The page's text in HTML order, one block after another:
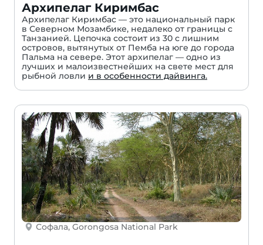
Архипелаг Киримбас
Архипелаг Киримбас — это национальный парк
в Северном Мозамбике, недалеко от границы с
Танзанией. Цепочка состоит из 30 с лишним
островов, вытянутых от Пемба на юге до города
Пальма на севере. Этот архипелаг — одно из
лучших и малоизвестнейших на свете мест для
рыбной ловли и в особенности дайвинга.
Софала, Gorongosa National Park